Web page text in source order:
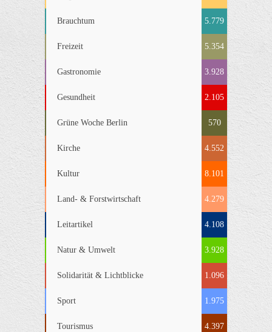
Brauchtum 5.779
Freizeit 5.354
Gastronomie 3.928
Gesundheit 2.105
Grüne Woche Berlin 570
Kirche 4.552
Kultur 8.101
Land- & Forstwirtschaft 4.279
Leitartikel 4.108
Natur & Umwelt 3.928
Solidarität & Lichtblicke 1.096
Sport 1.975
Tourismus 4.397